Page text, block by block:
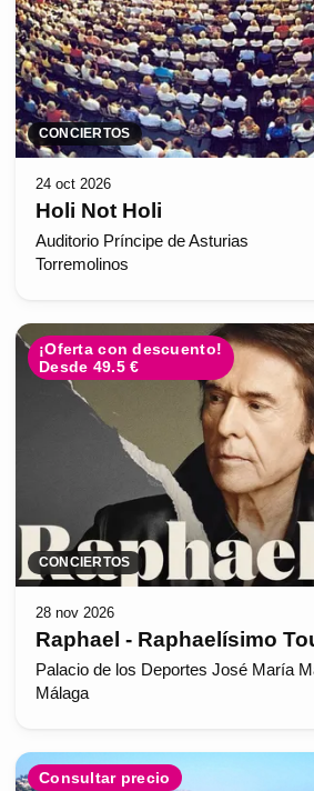
CONCIERTOS
24 oct 2026
Holi Not Holi
Auditorio Príncipe de Asturias
Torremolinos
¡Oferta con descuento!
Desde 49.5 €
CONCIERTOS
28 nov 2026
Raphael - Raphaelísimo
Palacio de los Deportes José María
Málaga
Consultar precio